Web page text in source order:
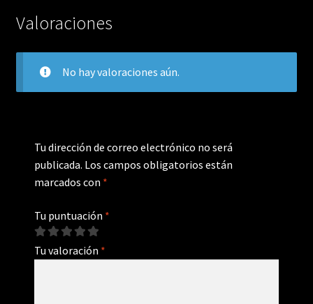
Valoraciones
No hay valoraciones aún.
Tu dirección de correo electrónico no será
publicada. Los campos obligatorios están
marcados con *
Tu puntuación *
Tu valoración *